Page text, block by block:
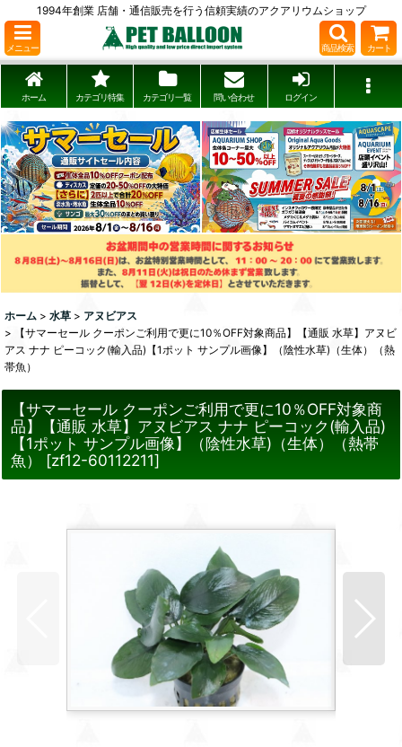
1994年創業 店舗・通信販売を行う信頼実績のアクアリウムショップ
メニュー 商品検索 カート
ホーム カテゴリ特集 カテゴリ一覧 問い合わせ ログイン
ホーム > 水草 > アヌビアス
>
【サマーセール クーポンご利用で更に10％OFF対象商品】【通販 水草】アヌビ
アス ナナ ピーコック(輸入品)【1ポット サンプル画像】（陰性水草)（生体）（熱
帯魚）
【サマーセール クーポンご利用で更に10％OFF対象商
品】【通販 水草】アヌビアス ナナ ピーコック(輸入品)
【1ポット サンプル画像】（陰性水草)（生体）（熱帯
魚）
[zf12-60112211]